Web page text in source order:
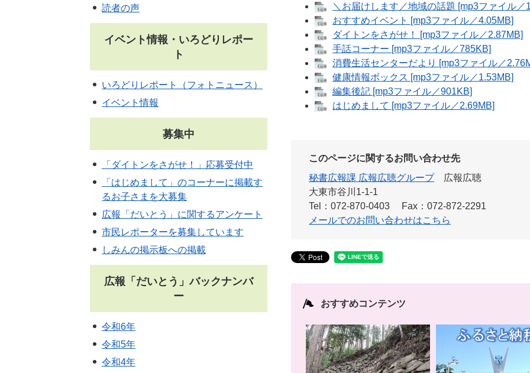
＼お届けします／地域の話題 [mp3ファイル／
おすすめイベント [mp3ファイル／4.05MB]
ダイトンをさがせ！ [mp3ファイル／2.87MB]
手話コーナー [mp3ファイル／785KB]
消費生活センターだより [mp3ファイル／
健康情報ボックス [mp3ファイル／1.53MB]
編集後記 [mp3ファイル／901KB]
はじめまして [mp3ファイル／2.69MB]
このページに関するお問い合わせ先
秘書広報課 広報広聴グループ
広報広聴
大東市谷川1-1-1
Tel：072-870-0403
Fax：072-872-2291
メールでのお問い合わせはこちら
おすすめコンテンツ
読者の声
イベント情報・いろどりレポー
ト
いろどりレポート（フォトニュース）
イベント情報
募集中
「ダイトンをさがせ！」応募受付中
「はじめまして」のコーナーに掲載す
るお子さまを大募集
広報「だいとう」に関するアンケート
市民レポーターを募集しています
しみんの掲示板への掲載
広報「だいとう」バックナンバ
ー
令和6年
令和5年
令和4年